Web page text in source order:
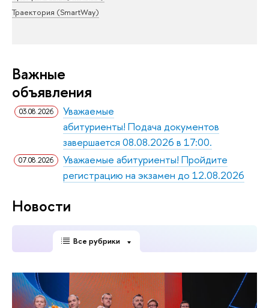
Траектория (SmartWay)
Важные
объявления
03.08.2026
Уважаемые
абитуриенты! Подача документов
завершается 08.08.2026 в 17:00.
07.08.2026
Уважаемые абитуриенты! Пройдите
регистрацию на экзамен до 12.08.2026
Новости
Все рубрики